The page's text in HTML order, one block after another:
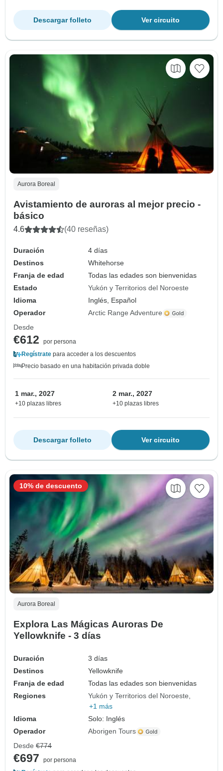
Ver circuito
Descargar folleto
Aurora Boreal
Avistamiento de auroras al mejor precio -
básico
4.6 (40 reseñas)
Duración
4 días
Destinos
Whitehorse
Franja de edad
Todas las edades son bienvenidas
Estado
Yukón y Territorios del Noroeste
Idioma
Inglés, Español
Operador
Arctic Range Adventure
Desde
€612
por persona
Regístrate para acceder a los descuentos
Precio basado en una habitación privada doble
1 mar., 2027
+10 plazas libres
2 mar., 2027
+10 plazas libres
Ver circuito
Descargar folleto
Aurora Boreal
Explora Las Mágicas Auroras De
Yellowknife - 3 días
Duración
3 días
Destinos
Yellowknife
Franja de edad
Todas las edades son bienvenidas
Regiones
Yukón y Territorios del Noroeste
+1 más
Idioma
Solo: Inglés
Operador
Aborigen Tours
10% de descuento
Desde €774
€697
por persona